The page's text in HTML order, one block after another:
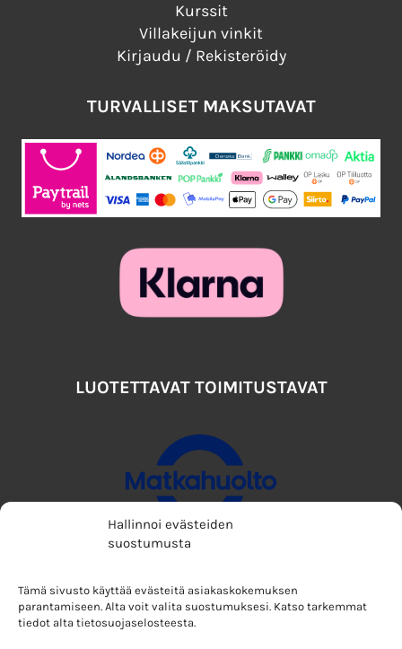
Hallinnoi evästeiden
suostumusta
Tämä sivusto käyttää evästeitä asiakaskokemuksen
parantamiseen. Alta voit valita suostumuksesi. Katso tarkemmat
tiedot alta tietosuojaselosteesta.
Kurssit
Villakeijun vinkit
Kirjaudu / Rekisteröidy
TURVALLISET MAKSUTAVAT
LUOTETTAVAT TOIMITUSTAVAT